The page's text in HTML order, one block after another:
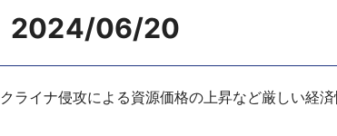
2024/06/20
ライナ侵攻による資源価格の上昇など厳しい経